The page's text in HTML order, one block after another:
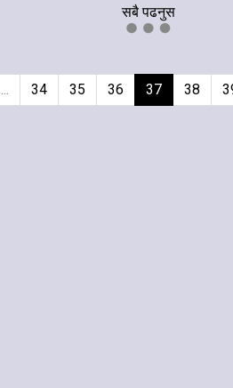
सबै पढनुस
... 34 35 36 37 38